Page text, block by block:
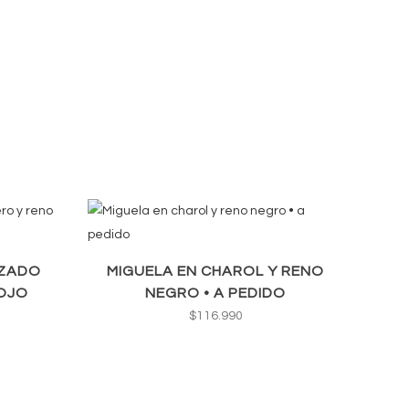
MIGUELA EN CHAROL Y RENO
NEGRO • A PEDIDO
$116.990